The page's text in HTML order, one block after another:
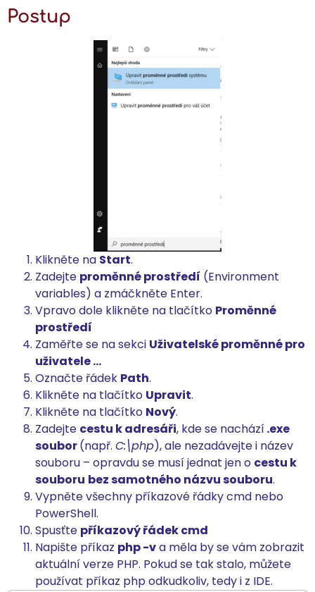
Postup
Klikněte na Start.
Zadejte proměnné prostředí (Environment
variables) a zmáčkněte Enter.
Vpravo dole klikněte na tlačítko Proměnné
prostředí
Zaměřte se na sekci Uživatelské proměnné pro
uživatele …
Označte řádek Path.
Klikněte na tlačítko Upravit.
Klikněte na tlačítko Nový.
Zadejte cestu k adresáři, kde se nachází.exe
soubor(např. C:\php), ale nezadávejte i název
souboru – opravdu se musí jednat jen o cestu k
souboru bez samotného názvu souboru.
Vypněte všechny příkazové řádky cmd nebo
PowerShell.
Spusťte příkazový řádek cmd
Napište příkaz php -va měla by se vám zobrazit
aktuální verze PHP. Pokud se tak stalo, můžete
používat příkaz php odkudkoliv, tedy i z IDE.